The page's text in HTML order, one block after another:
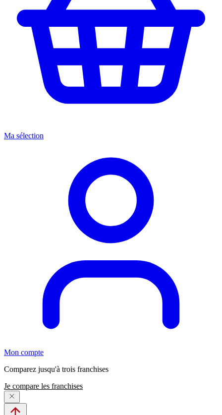
Ma sélection
Mon compte
Comparez jusqu'à trois franchises
Je compare les franchises